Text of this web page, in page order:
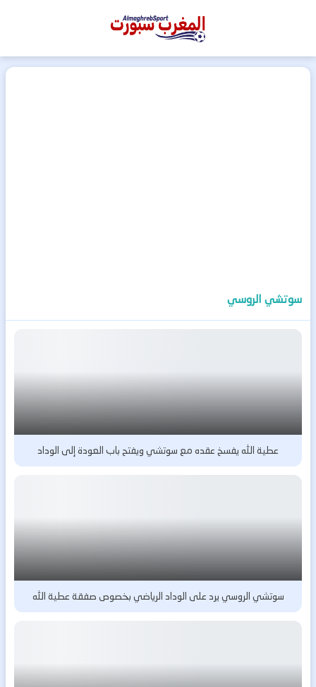
المغرب
سوتشي الروسي
عطية الله يفسخ عقده مع سوتشي ويفتح باب العودة إلى الوداد
سوتشي الروسي يرد على الوداد الرياضي بخصوص صفقة عطية الله